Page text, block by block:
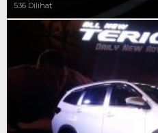
536 Dilihat